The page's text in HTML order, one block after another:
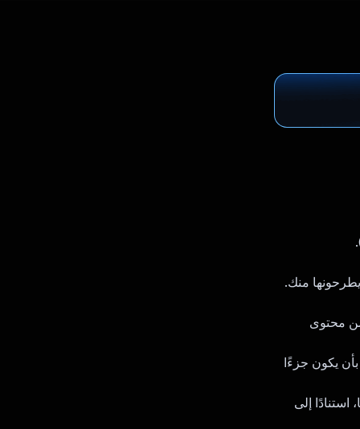
منك.
محتوى
يكون جزءًا
إلى